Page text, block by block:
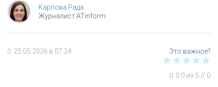
Карпова Рада
Журналист ATinform
25.05.2026 в 07:24
0.0 из 5 // 0